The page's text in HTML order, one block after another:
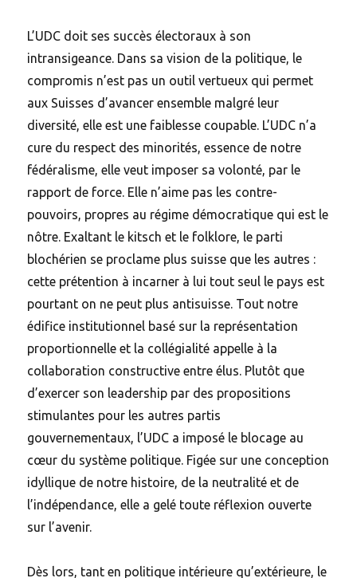
L’UDC doit ses succès électoraux à son
intransigeance. Dans sa vision de la politique, le
compromis n’est pas un outil vertueux qui permet
aux Suisses d’avancer ensemble malgré leur
diversité, elle est une faiblesse coupable. L’UDC n’a
cure du respect des minorités, essence de notre
fédéralisme, elle veut imposer sa volonté, par le
rapport de force. Elle n’aime pas les contre-
pouvoirs, propres au régime démocratique qui est le
nôtre. Exaltant le kitsch et le folklore, le parti
blochérien se proclame plus suisse que les autres :
cette prétention à incarner à lui tout seul le pays est
pourtant on ne peut plus antisuisse. Tout notre
édifice institutionnel basé sur la représentation
proportionnelle et la collégialité appelle à la
collaboration constructive entre élus. Plutôt que
d’exercer son leadership par des propositions
stimulantes pour les autres partis
gouvernementaux, l’UDC a imposé le blocage au
cœur du système politique. Figée sur une conception
idyllique de notre histoire, de la neutralité et de
l’indépendance, elle a gelé toute réflexion ouverte
sur l’avenir.
Dès lors, tant en politique intérieure qu’extérieure, le